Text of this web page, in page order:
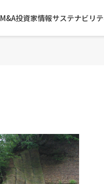
M&A投資家情報サステナビリテ